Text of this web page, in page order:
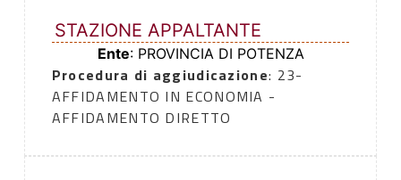
STAZIONE APPALTANTE
Ente: PROVINCIA DI POTENZA
Procedura di aggiudicazione: 23-
AFFIDAMENTO IN ECONOMIA -
AFFIDAMENTO DIRETTO